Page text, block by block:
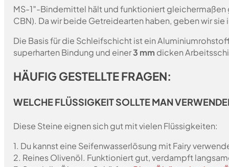
MS-1″-Bindemittel hält und funktioniert
CBN). Da wir beide Getreidearten haben, geben wir
Die Basis für die Schleifschicht ist ein
superharten Bindung und einer3 mm dicken
HÄUFIG GESTELLTE FRAGEN:
WELCHE FLÜSSIGKEIT SOLLTE MAN
Diese Steine eignen sich gut mit vielen Flüssigkeiten:
1. Du kannst eine Seifenwasserlösung mit Fairy
2. Reines Olivenöl. Funktioniert gut, verdampft